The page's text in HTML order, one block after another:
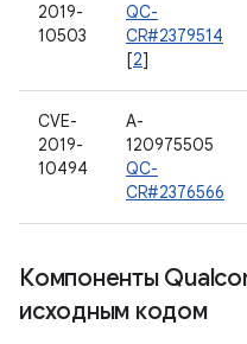
2019-
10503
QC-
CR#2379514
[2]
CVE-
2019-
10494
A-
120975505
QC-
CR#2376566
Компоненты
исходным кодом